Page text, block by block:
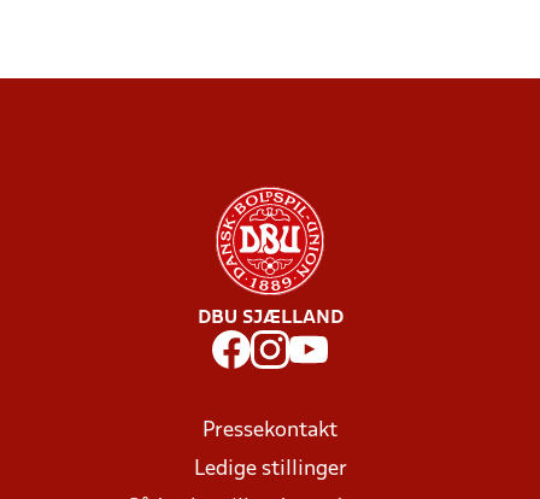
DBU SJÆLLAND
Pressekontakt
Ledige stillinger